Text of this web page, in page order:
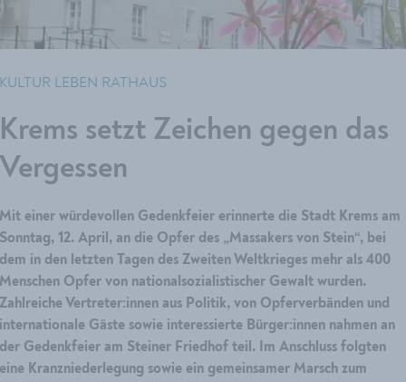
KULTUR LEBEN RATHAUS
Krems setzt Zeichen gegen das
Vergessen
Mit einer würdevollen Gedenkfeier erinnerte die Stadt Krems am
Sonntag, 12. April, an die Opfer des „Massakers von Stein“, bei
dem in den letzten Tagen des Zweiten Weltkrieges mehr als 400
Menschen Opfer von nationalsozialistischer Gewalt wurden.
Zahlreiche Vertreter:innen aus Politik, von Opferverbänden und
internationale Gäste sowie interessierte Bürger:innen nahmen an
der Gedenkfeier am Steiner Friedhof teil. Im Anschluss folgten
eine Kranzniederlegung sowie ein gemeinsamer Marsch zum